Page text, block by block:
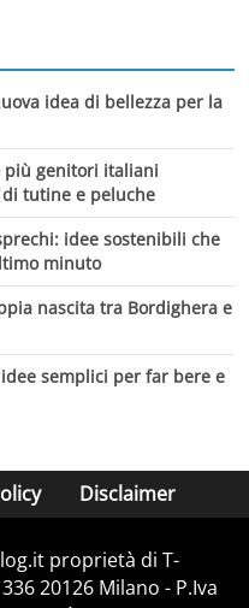
idea di bellezza per la
più genitori italiani
di tutine e peluche
idee sostenibili che
minuto
nascita tra Bordighera e
semplici per far bere e
Disclaimer
proprietà di T-
20126 Milano - P.Iva